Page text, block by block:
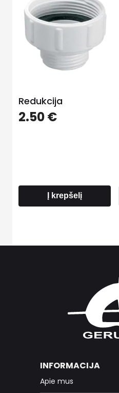
Redukcija
2.50€
Į krepšelį
INFORMACIJA
Apie mus